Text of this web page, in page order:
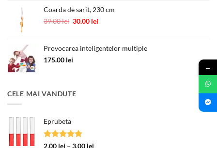
Coarda de sarit, 230 cm
39.00lei Prețul
fost:
39.00 lei.
30.00 lei
30.00 lei.
Provocarea inteligentelor multiple
175.00 lei
CELE MAI VANDUTE
Eprubeta
Evaluat la
2.00 lei – 3.00 lei
→